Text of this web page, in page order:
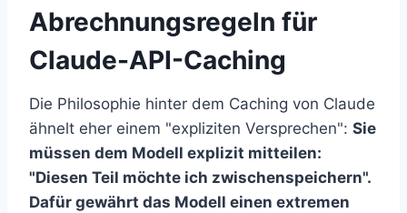
Abrechnungsregeln für
Claude-API-Caching
Die Philosophie hinter dem Caching von Claude
ähnelt eher einem "expliziten Versprechen": Sie
müssen dem Modell explizit mitteilen:
"Diesen Teil möchte ich zwischenspeichern".
Dafür gewährt das Modell einen extremen